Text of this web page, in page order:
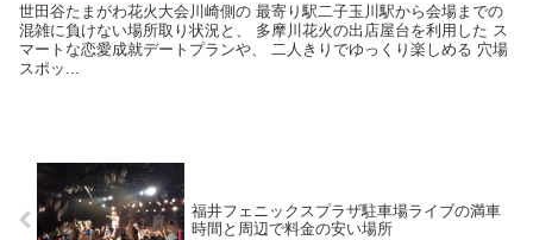
世田谷たまがわ花火大会川崎側の 最寄り駅二子玉川駅から会場までの
混雑に負けない場所取り状況と、 多摩川花火の出店屋台を利用した ス
マートな恋愛成就デートプランや、 二人きりでゆっくり楽しめる 穴場
スポッ...
福井フェニックスプラザ駐車場ライブの満車
時間と周辺で料金の安い場所